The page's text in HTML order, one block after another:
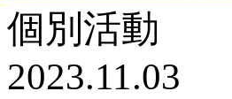
個別活動
2023.11.03